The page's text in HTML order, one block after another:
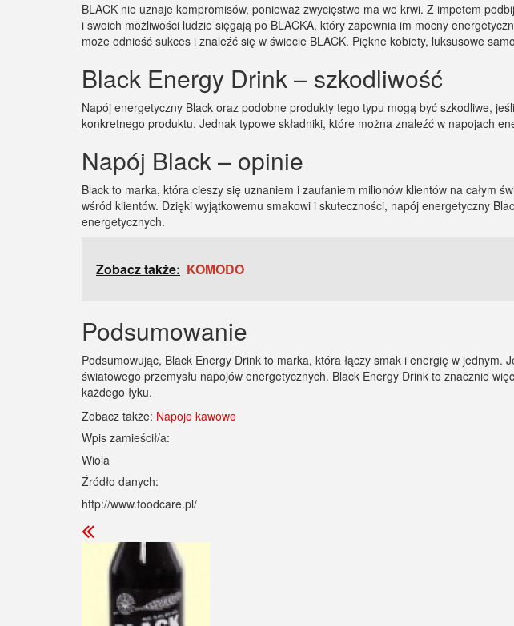
BLACK nie uznaje kompromisów, ponieważ zwycięstwo ma we krwi. Z impetem
i swoich możliwości ludzie sięgają po BLACKA, który zapewnia im mocny
może odnieść sukces i znaleźć się w świecie BLACK. Piękne kobiety, luksusowe
Black Energy Drink – szkodliwość
Napój energetyczny Black oraz podobne produkty tego typu mogą być szkodliwe,
konkretnego produktu. Jednak typowe składniki, które można znaleźć w napojach
Napój Black – opinie
Black to marka, która cieszy się uznaniem i zaufaniem milionów klientów na całym
wśród klientów. Dzięki wyjątkowemu smakowi i skuteczności, napój energetyczny
energetycznych.
Zobacz także: KOMODO
Podsumowanie
Podsumowując, Black Energy Drink to marka, która łączy smak i energię w
światowego przemysłu napojów energetycznych. Black Energy Drink to znacznie
każdego łyku.
Zobacz także: Napoje kawowe
Wpis zamieścił/a:
Wiola
Źródło danych:
http://www.foodcare.pl/